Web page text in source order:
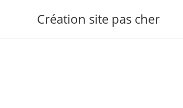
Création site pas cher